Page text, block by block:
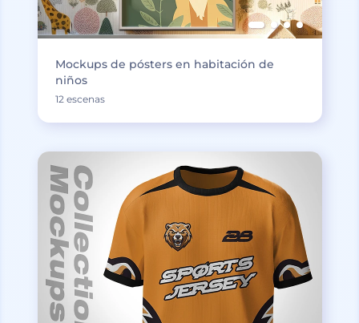
Mockups de pósters en habitación de
niños
12 escenas